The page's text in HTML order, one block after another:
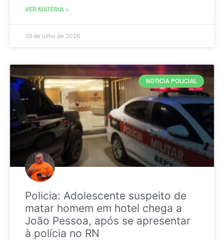
VER MATÉRIA »
29 de julho de 2026
NOTICIA POLICIAL
Policia: Adolescente suspeito de
matar homem em hotel chega a
João Pessoa, após se apresentar
à polícia no RN